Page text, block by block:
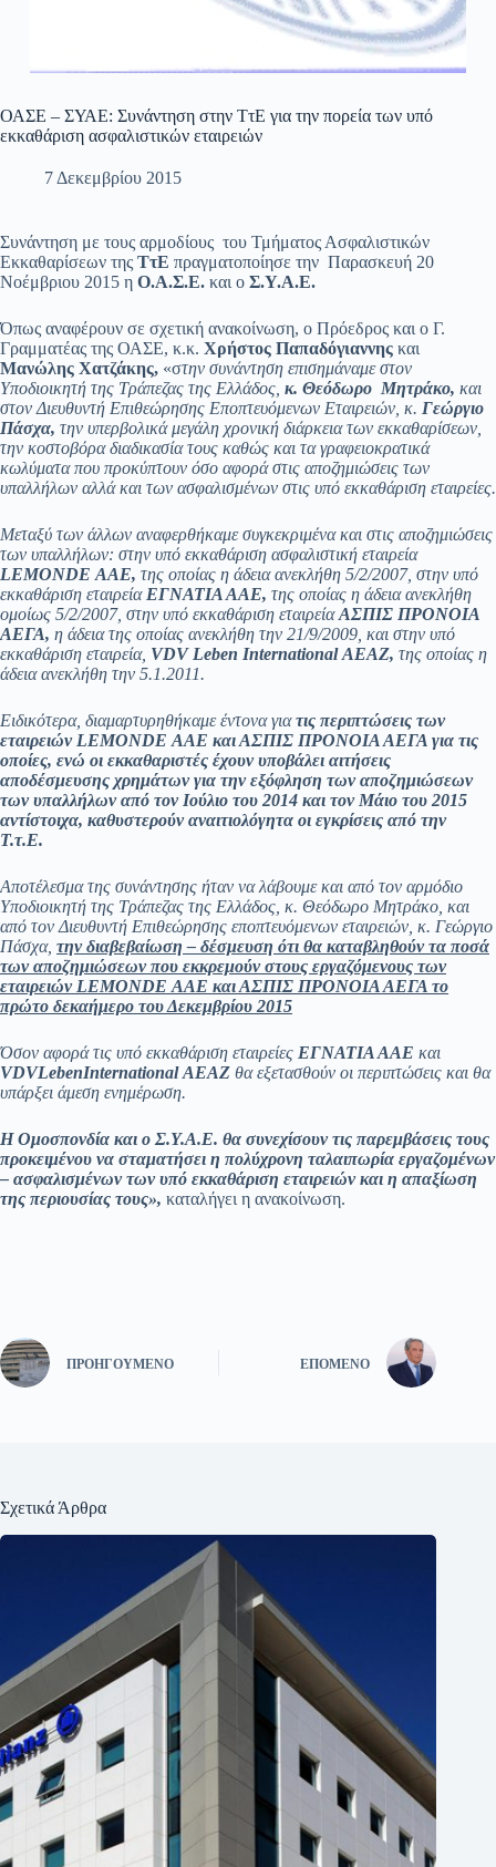
ΟΑΣΕ – ΣΥΑΕ: Συνάντηση στην ΤτΕ για την πορεία των υπό
εκκαθάριση ασφαλιστικών εταιρειών
7 Δεκεμβρίου 2015
Συνάντηση με τους αρμοδίους του Τμήματος Ασφαλιστικών
Εκκαθαρίσεων της ΤτΕ πραγματοποίησε την Παρασκευή 20
Νοέμβριου 2015 η Ο.Α.Σ.Ε. και ο Σ.Υ.Α.Ε.
Όπως αναφέρουν σε σχετική ανακοίνωση, ο Πρόεδρος και ο Γ.
Γραμματέας της ΟΑΣΕ, κ.κ. Χρήστος Παπαδόγιαννης και
Μανώλης Χατζάκης, «στην συνάντηση επισημάναμε στον
Υποδιοικητή της Τράπεζας της Ελλάδος, κ. Θεόδωρο Μητράκο, και
στον Διευθυντή Επιθεώρησης Εποπτευόμενων Εταιρειών, κ. Γεώργιο
Πάσχα, την υπερβολικά μεγάλη χρονική διάρκεια των εκκαθαρίσεων,
την κοστοβόρα διαδικασία τους καθώς και τα γραφειοκρατικά
κωλύματα που προκύπτουν όσο αφορά στις αποζημιώσεις των
υπαλλήλων αλλά και των ασφαλισμένων στις υπό εκκαθάριση εταιρείες.
Μεταξύ των άλλων αναφερθήκαμε συγκεκριμένα και στις αποζημιώσεις
των υπαλλήλων: στην υπό εκκαθάριση ασφαλιστική εταιρεία
LEMONDE ΑΑΕ, της οποίας η άδεια ανεκλήθη 5/2/2007, στην υπό
εκκαθάριση εταιρεία ΕΓΝΑΤΙΑ ΑΑΕ, της οποίας η άδεια ανεκλήθη
ομοίως 5/2/2007, στην υπό εκκαθάριση εταιρείαΑΣΠΙΣ ΠΡΟΝΟΙΑ
ΑΕΓΑ, η άδεια της οποίας ανεκλήθη την 21/9/2009, και στην υπό
εκκαθάριση εταιρεία, VDV Leben InternationalΑΕΑΖ, της οποίας η
άδεια ανεκλήθη την 5.1.2011.
Ειδικότερα, διαμαρτυρηθήκαμε έντονα γιατις περιπτώσεις των
εταιρειών LEMONDE ΑΑΕ και ΑΣΠΙΣ ΠΡΟΝΟΙΑ ΑΕΓΑ για τις
οποίες, ενώ οι εκκαθαριστές έχουν υποβάλει αιτήσεις
αποδέσμευσης χρημάτων για την εξόφληση των αποζημιώσεων
των υπαλλήλων από τον Ιούλιο του 2014 και τον Μάιο του 2015
αντίστοιχα, καθυστερούν αναιτιολόγητα οι εγκρίσεις από την
Τ.τ.Ε.
Αποτέλεσμα της συνάντησης ήταν να λάβουμε και από τον αρμόδιο
Υποδιοικητή της Τράπεζας της Ελλάδος, κ. Θεόδωρο Μητράκο, και
από τον Διευθυντή Επιθεώρησης εποπτευόμενων εταιρειών, κ. Γεώργιο
Πάσχα, την διαβεβαίωση – δέσμευση ότι θα καταβληθούν τα ποσά
των αποζημιώσεων που εκκρεμούν στους εργαζόμενους των
εταιρειών LEMONDE ΑΑΕ και ΑΣΠΙΣ ΠΡΟΝΟΙΑ ΑΕΓΑ το
πρώτο δεκαήμερο του Δεκεμβρίου 2015
Όσον αφορά τις υπό εκκαθάριση εταιρείες ΕΓΝΑΤΙΑ ΑΑΕ και
VDVLebenInternationalΑΕΑΖ θα εξετασθούν οι περιπτώσεις και θα
υπάρξει άμεση ενημέρωση.
Η Ομοσπονδία και ο Σ.Υ.Α.Ε. θα συνεχίσουν τις παρεμβάσεις τους
προκειμένου να σταματήσει η πολύχρονη ταλαιπωρία εργαζομένων
– ασφαλισμένων των υπό εκκαθάριση εταιρειών και η απαξίωση
της περιουσίας τους», καταλήγει η ανακοίνωση.
ΠΡΟΗΓΟΎΜΕΝΟ ΕΠΌΜΕΝΟ
Σχετικά Άρθρα